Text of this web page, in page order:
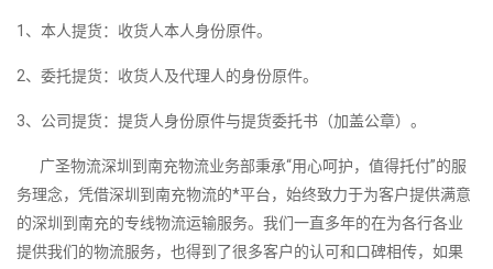
1、本人提货：收货人本人身份原件。
2、委托提货：收货人及代理人的身份原件。
3、公司提货：提货人身份原件与提货委托书（加盖公章）。
广圣物流深圳到南充物流业务部秉承“用心呵护，值得托付”的服
务理念，凭借深圳到南充物流的*平台，始终致力于为客户提供满意
的深圳到南充的专线物流运输服务。我们一直多年的在为各行各业
提供我们的物流服务，也得到了很多客户的认可和口碑相传，如果